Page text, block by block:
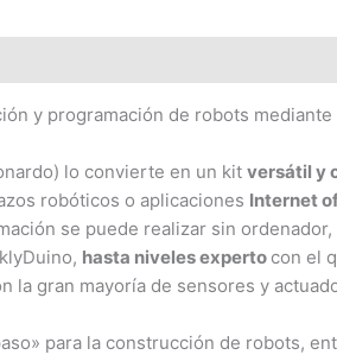
y programación de robots mediante
lo convierte en un kit versátil y
robóticos o aplicaciones Internet
se puede realizar sin
hasta niveles experto con el
la gran mayoría de sensores y
para la construcción de robots,